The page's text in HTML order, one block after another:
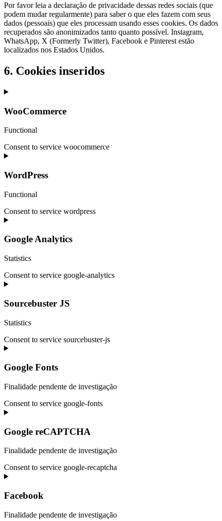
Por favor leia a declaração de privacidade dessas redes sociais (que
podem mudar regularmente) para saber o que eles fazem com seus
dados (pessoais) que eles processam usando esses cookies. Os dados
recuperados são anonimizados tanto quanto possível. Instagram,
WhatsApp, X (Formerly Twitter), Facebook e Pinterest estão
localizados nos Estados Unidos.
6. Cookies inseridos
WooCommerce
Functional
Consent to service woocommerce
WordPress
Functional
Consent to service wordpress
Google Analytics
Statistics
Consent to service google-analytics
Sourcebuster JS
Statistics
Consent to service sourcebuster-js
Google Fonts
Finalidade pendente de investigação
Consent to service google-fonts
Google reCAPTCHA
Finalidade pendente de investigação
Consent to service google-recaptcha
Facebook
Finalidade pendente de investigação